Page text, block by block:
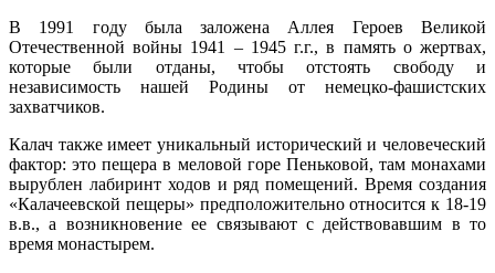
В 1991 году была заложена Аллея Героев Великой
Отечественной войны 1941 – 1945 г.г., в память о жертвах,
которые были отданы, чтобы отстоять свободу и
независимость нашей Родины от немецко-фашистских
захватчиков.
Калач также имеет уникальный исторический и человеческий
фактор: это пещера в меловой горе Пеньковой, там монахами
вырублен лабиринт ходов и ряд помещений. Время создания
«Калачеевской пещеры» предположительно относится к 18-19
в.в., а возникновение ее связывают с действовавшим в то
время монастырем.